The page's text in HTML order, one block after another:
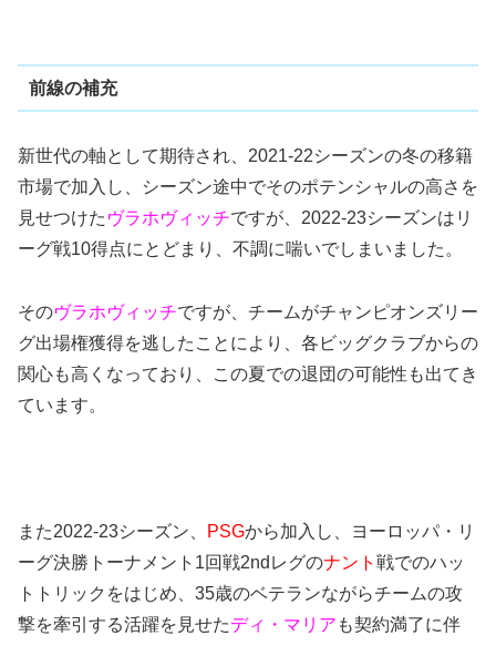
前線の補充
新世代の軸として期待され、2021-22シーズンの冬の移籍
市場で加入し、シーズン途中でそのポテンシャルの高さを
見せつけた ヴラホヴィッチですが、2022-23シーズンはリ
ーグ戦10得点にとどまり、不調に喘いでしまいました。
そのヴラホヴィッチですが、チームがチャンピオンズリー
グ出場権獲得を逃したことにより、各ビッグクラブからの
関心も高くなっており、この夏での退団の可能性も出てき
ています。
また2022-23シーズン、 PSGから加入し、ヨーロッパ・リ
ーグ決勝トーナメント1回戦2ndレグのナント 戦でのハッ
トトリックをはじめ、35歳のベテランながらチームの攻
撃を牽引する活躍を見せたディ・マリア も契約満了に伴